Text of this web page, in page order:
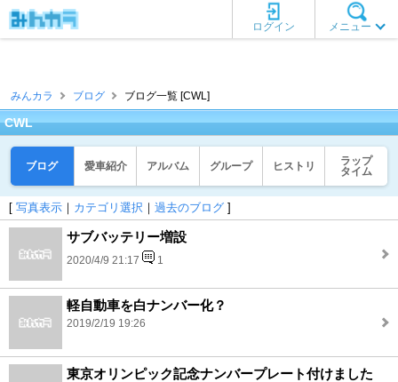
メニュー
ログイン
みんカラ ブログ ブログ一覧 [CWL]
CWL
ブログ 愛車紹介 アルバム グループ ヒストリ
ラップ
タイム
[ 写真表示 ｜ カテゴリ選択 ｜ 過去のブログ ]
サブバッテリー増設
2020/4/9 21:17 1
軽自動車を白ナンバー化？
2019/2/19 19:26
東京オリンピック記念ナンバープレート付けました